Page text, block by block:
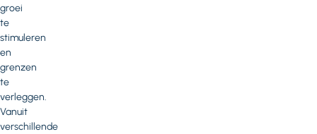
groei
te
stimuleren
en
grenzen
te
verleggen.
Vanuit
verschillende